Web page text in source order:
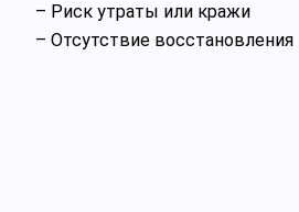
– Риск утраты или кражи
– Отсутствие восстановления